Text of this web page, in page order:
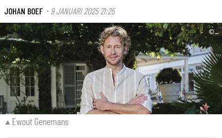
JOHAN BOEF· 9 JANUARI 2025 21:25
©
Ewout Genemans